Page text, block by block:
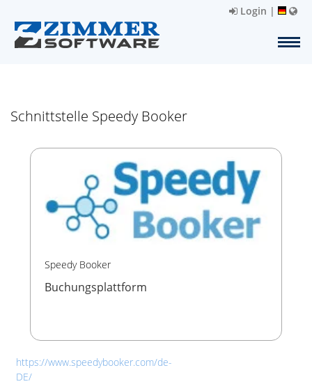
Login |
Schnittstelle Speedy Booker
Speedy Booker
Buchungsplattform
https://www.speedybooker.com/de-
DE/